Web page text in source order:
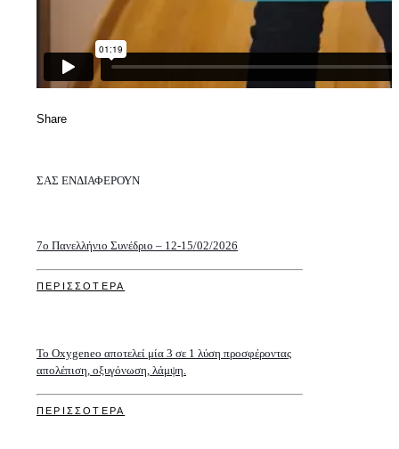
Share
ΣΑΣ ΕΝΔΙΑΦΕΡΟΥΝ
7o Πανελλήνιο Συνέδριο – 12-15/02/2026
ΠΕΡΙΣΣΟΤΕΡΑ
Το Oxygeneo αποτελεί μία 3 σε 1 λύση προσφέροντας
απολέπιση, οξυγόνωση, λάμψη.
ΠΕΡΙΣΣΟΤΕΡΑ